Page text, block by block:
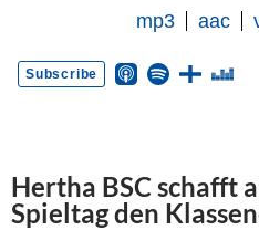
Hertha BSC schafft
Spieltag den